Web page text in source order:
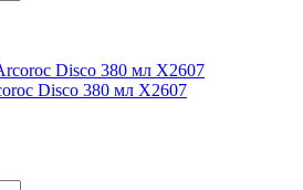
Disco 380 мл X2607